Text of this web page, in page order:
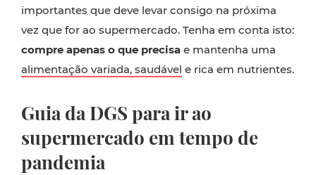
importantes que deve levar consigo na próxima
vez que for ao supermercado. Tenha em conta isto:
compre apenas o que precisa e mantenha uma
alimentação variada, saudável e rica em nutrientes.
Guia da DGS para ir ao
supermercado em tempo de
pandemia